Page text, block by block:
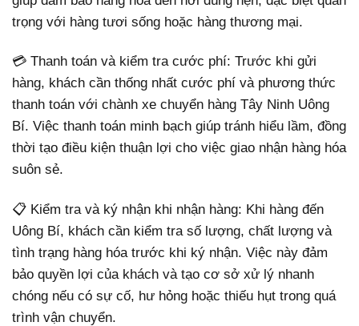
trọng với hàng tươi sống hoặc hàng thương mại.
💳 Thanh toán và kiểm tra cước phí: Trước khi gửi
hàng, khách cần thống nhất cước phí và phương thức
thanh toán với chành xe chuyển hàng Tây Ninh Uông
Bí. Việc thanh toán minh bạch giúp tránh hiểu lầm, đồng
thời tạo điều kiện thuận lợi cho việc giao nhận hàng hóa
suôn sẻ.
📋 Kiểm tra và ký nhận khi nhận hàng: Khi hàng đến
Uông Bí, khách cần kiểm tra số lượng, chất lượng và
tình trạng hàng hóa trước khi ký nhận. Việc này đảm
bảo quyền lợi của khách và tạo cơ sở xử lý nhanh
chóng nếu có sự cố, hư hỏng hoặc thiếu hụt trong quá
trình vận chuyển.